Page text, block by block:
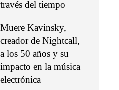
través del tiempo
Muere Kavinsky,
creador de Nightcall,
a los 50 años y su
impacto en la música
electrónica